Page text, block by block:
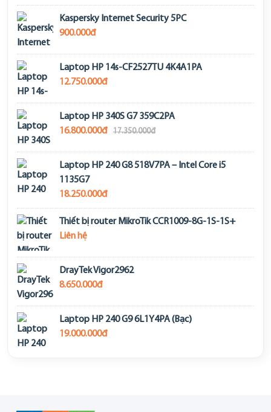
Kaspersky Internet Security 5PC
900.000đ
Laptop HP 14s-CF2527TU 4K4A1PA
12.750.000đ
Laptop HP 340S G7 359C2PA
16.800.000đ
17.350.000đ
Laptop HP 240 G8 518V7PA – Intel Core i5
1135G7
18.250.000đ
Thiết bị router MikroTik CCR1009-8G-1S-1S+
Liên hệ
DrayTek Vigor2962
8.650.000đ
Laptop HP 240 G9 6L1Y4PA (Bạc)
19.000.000đ